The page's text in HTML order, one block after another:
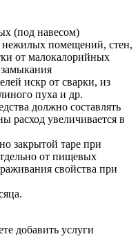
(под навесом)
помещений, стен,
от малокалорийных
искр от сварки, из
пуха и др.
должно составлять
расход увеличивается в
закрытой таре при
от пищевых
свойства при
добавить услуги